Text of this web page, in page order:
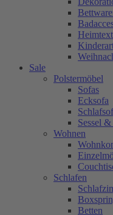
Sale
Polstermöbel
Sofas
Ecksofa
Sessel
Wohnen
Schlafen
Betten